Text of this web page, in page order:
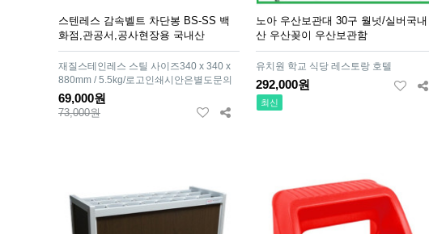
스텐레스 감속벨트 차단봉 BS-SS 백
화점,관공서,공사현장용 국내산
재질스테인레스 스틸 사이즈340 x 340 x
880mm / 5.5kg/로고인쇄시안은별도문의
69,000원
73,000원
노아 우산보관대 30구 월넛/실버국내
산 우산꽂이 우산보관함
유치원 학교 식당 레스토랑 호텔
292,000원
최신